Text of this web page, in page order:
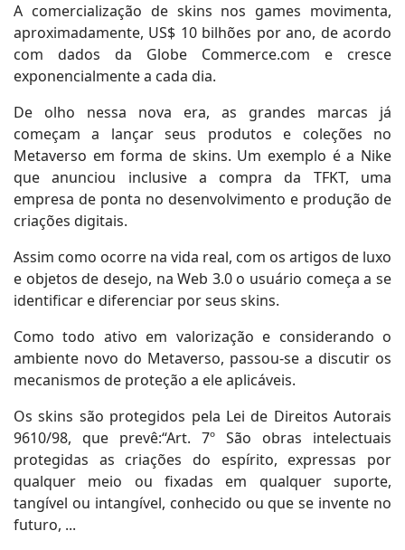
A comercialização de skins nos games movimenta,
aproximadamente, US$ 10 bilhões por ano, de acordo
com dados da Globe Commerce.com e cresce
exponencialmente a cada dia.
De olho nessa nova era, as grandes marcas já
começam a lançar seus produtos e coleções no
Metaverso em forma de skins. Um exemplo é a Nike
que anunciou inclusive a compra da TFKT, uma
empresa de ponta no desenvolvimento e produção de
criações digitais.
Assim como ocorre na vida real, com os artigos de luxo
e objetos de desejo, na Web 3.0 o usuário começa a se
identificar e diferenciar por seus skins.
Como todo ativo em valorização e considerando o
ambiente novo do Metaverso, passou-se a discutir os
mecanismos de proteção a ele aplicáveis.
Os skins são protegidos pela Lei de Direitos Autorais
9610/98, que prevê:“Art. 7º São obras intelectuais
protegidas as criações do espírito, expressas por
qualquer meio ou fixadas em qualquer suporte,
tangível ou intangível, conhecido ou que se invente no
futuro, ...